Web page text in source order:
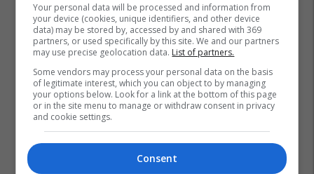
Your personal data will be processed and information from
your device (cookies, unique identifiers, and other device
data) may be stored by, accessed by and shared with 369
partners, or used specifically by this site. We and our partners
may use precise geolocation data. List of partners.
Some vendors may process your personal data on the basis
of legitimate interest, which you can object to by managing
your options below. Look for a link at the bottom of this page
or in the site menu to manage or withdraw consent in privacy
and cookie settings.
Consent